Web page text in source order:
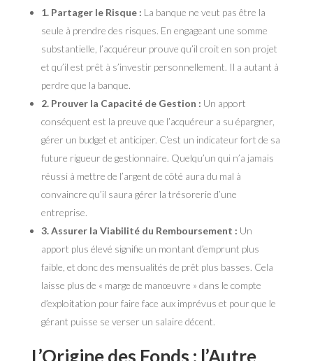
1. Partager le Risque : La banque ne veut pas être la
seule à prendre des risques. En engageant une somme
substantielle, l’acquéreur prouve qu’il croit en son projet
et qu’il est prêt à s’investir personnellement. Il a autant à
perdre que la banque.
2. Prouver la Capacité de Gestion : Un apport
conséquent est la preuve que l’acquéreur a su épargner,
gérer un budget et anticiper. C’est un indicateur fort de sa
future rigueur de gestionnaire. Quelqu’un qui n’a jamais
réussi à mettre de l’argent de côté aura du mal à
convaincre qu’il saura gérer la trésorerie d’une
entreprise.
3. Assurer la Viabilité du Remboursement : Un
apport plus élevé signifie un montant d’emprunt plus
faible, et donc des mensualités de prêt plus basses. Cela
laisse plus de « marge de manœuvre » dans le compte
d’exploitation pour faire face aux imprévus et pour que le
gérant puisse se verser un salaire décent.
L’Origine des Fonds : l’Autre